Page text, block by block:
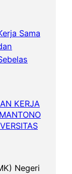
KERJA
Negeri